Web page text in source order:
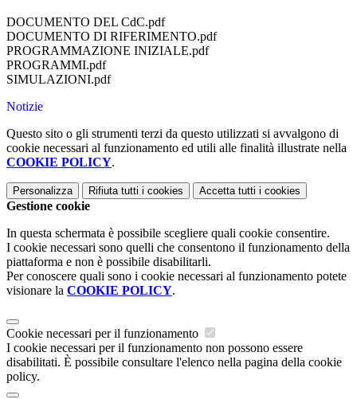
DOCUMENTO DEL CdC.pdf
DOCUMENTO DI RIFERIMENTO.pdf
PROGRAMMAZIONE INIZIALE.pdf
PROGRAMMI.pdf
SIMULAZIONI.pdf
Notizie
Questo sito o gli strumenti terzi da questo utilizzati si avvalgono di
cookie necessari al funzionamento ed utili alle finalità illustrate nella
COOKIE POLICY.
Personalizza Rifiuta tutti i cookies Accetta tutti i cookies
Gestione cookie
In questa schermata è possibile scegliere quali cookie consentire.
I cookie necessari sono quelli che consentono il funzionamento della
piattaforma e non è possibile disabilitarli.
Per conoscere quali sono i cookie necessari al funzionamento potete
visionare la COOKIE POLICY.
Cookie necessari per il funzionamento
I cookie necessari per il funzionamento non possono essere
disabilitati. È possibile consultare l'elenco nella pagina della cookie
policy.